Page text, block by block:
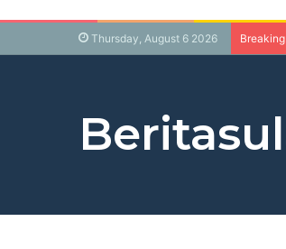
Thursday, August 6 2026